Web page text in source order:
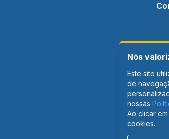
Nós
Este site
de
nossas
Ao clicar
cookies.